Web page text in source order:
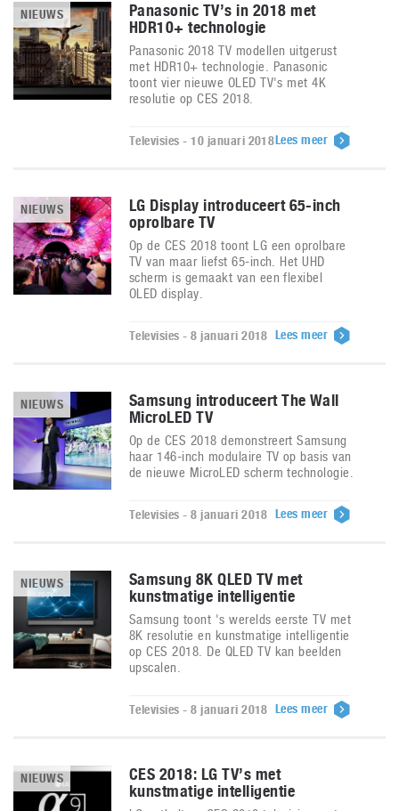
NIEUWS
Panasonic TV’s in 2018 met
HDR10+ technologie
Panasonic 2018 TV modellen uitgerust
met HDR10+ technologie. Panasonic
toont vier nieuwe OLED TV's met 4K
resolutie op CES 2018.
Televisies - 10 januari 2018Lees meer
NIEUWS
LG Display introduceert 65-inch
oprolbare TV
Op de CES 2018 toont LG een oprolbare
TV van maar liefst 65-inch. Het UHD
scherm is gemaakt van een flexibel
OLED display.
Televisies - 8 januari 2018 Lees meer
NIEUWS
Samsung introduceert The Wall
MicroLED TV
Op de CES 2018 demonstreert Samsung
haar 146-inch modulaire TV op basis van
de nieuwe MicroLED scherm technologie.
Televisies - 8 januari 2018 Lees meer
NIEUWS
Samsung 8K QLED TV met
kunstmatige intelligentie
Samsung toont 's werelds eerste TV met
8K resolutie en kunstmatige intelligentie
op CES 2018. De QLED TV kan beelden
upscalen.
Televisies - 8 januari 2018 Lees meer
NIEUWS
CES 2018: LG TV’s met
kunstmatige intelligentie